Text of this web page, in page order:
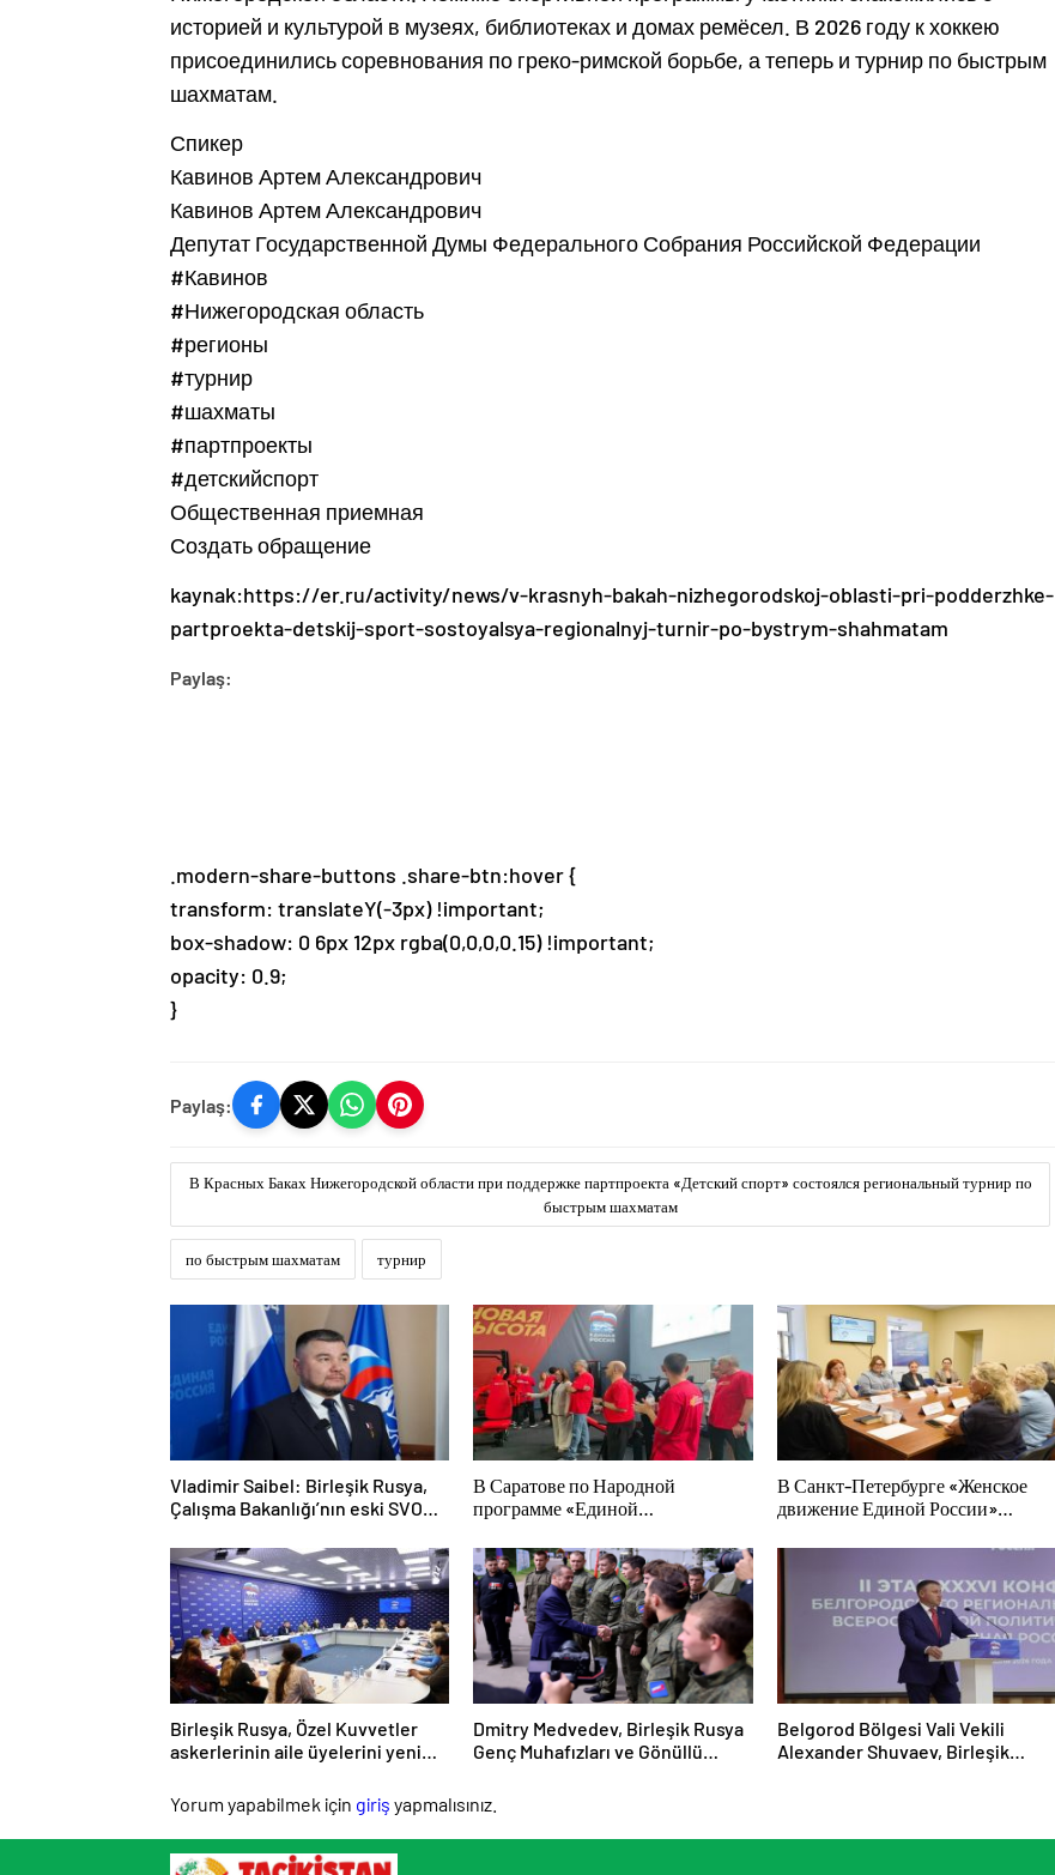
историей и культурой в музеях, библиотеках и домах ремёсел. В 2026 году к хоккею
присоединились соревнования по греко-римской борьбе, а теперь и турнир по быстрым
шахматам.
Спикер
Кавинов Артем Александрович
Кавинов Артем Александрович
Депутат Государственной Думы Федерального Собрания Российской Федерации
#Кавинов
#Нижегородская область
#регионы
#турнир
#шахматы
#партпроекты
#детскийспорт
Общественная приемная
Создать обращение
kaynak:https://er.ru/activity/news/v-krasnyh-bakah-nizhegorodskoj-oblasti-pri-podderzhke-
partproekta-detskij-sport-sostoyalsya-regionalnyj-turnir-po-bystrym-shahmatam
Paylaş:
.modern-share-buttons .share-btn:hover {
transform: translateY(-3px) !important;
box-shadow: 0 6px 12px rgba(0,0,0,0.15) !important;
opacity: 0.9;
}
Paylaş:
В Красных Баках Нижегородской области при поддержке партпроекта «Детский спорт» состоялся региональный турнир по
быстрым шахматам
по быстрым шахматам турнир
Vladimir Saibel: Birleşik Rusya,
Çalışma Bakanlığı’nın eski SVO
edinme sürecini basitleştirme
kararını destekliyor
В Саратове по Народной
программе «Единой
адаптивный спортзал «Новая
высота»
В Санкт-Петербурге «Женское
движение Единой России»
развитию городских программ
поддержки женщин
Birleşik Rusya, Özel Kuvvetler
askerlerinin aile üyelerini yeni
hakkında bilgilendirdi
Dmitry Medvedev, Birleşik Rusya
Genç Muhafızları ve Gönüllü
hatlarına kadar eşlik etti
Belgorod Bölgesi Vali Vekili
Alexander Shuvaev, Birleşik
Yorum yapabilmek için giriş yapmalısınız.